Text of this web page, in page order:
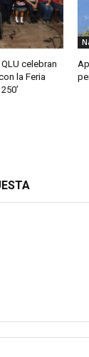
celebran
la Feria